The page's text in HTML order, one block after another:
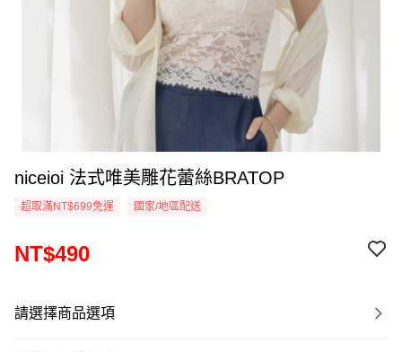
niceioi 法式唯美雕花蕾絲BRATOP
超取滿NT$699免運 國家/地區配送
NT$490
請選擇商品選項